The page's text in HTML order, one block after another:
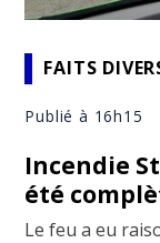
FAITS
Publié à 16h15
Incendie
été
Le feu a eu